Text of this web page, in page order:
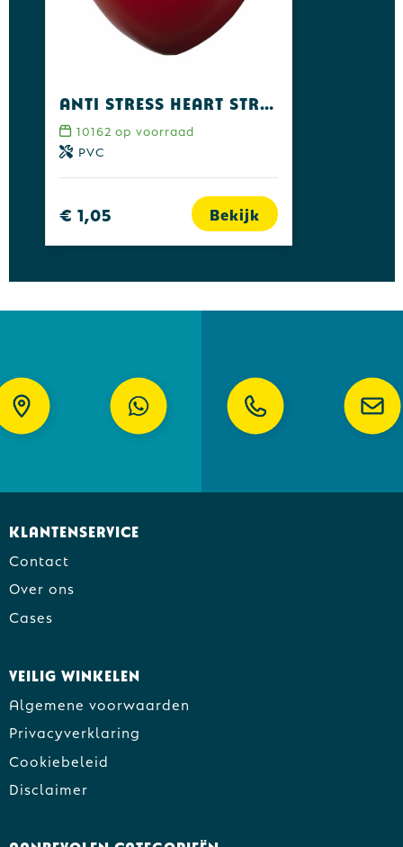
Anti Stress Heart stressbal
10162 op voorraad
PVC
€ 1,05 Bekijk
Klantenservice
Contact
Over ons
Cases
Veilig winkelen
Algemene voorwaarden
Privacyverklaring
Cookiebeleid
Disclaimer